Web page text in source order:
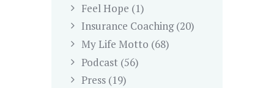
Feel Hope (1)
Insurance Coaching(20)
My Life Motto (68)
Podcast (56)
Press (19)